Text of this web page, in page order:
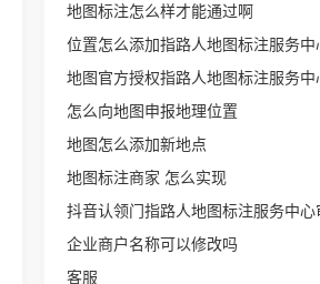
地图标注怎么样才能通过啊
位置怎么添加指路人地图标注服务中
地图官方授权指路人地图标注服务
怎么向地图申报地理位置
地图怎么添加新地点
地图标注商家 怎么实现
企业商户名称可以修改吗
客服